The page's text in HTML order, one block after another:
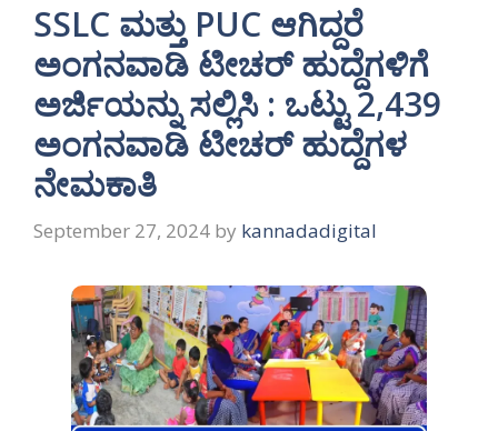
SSLC ಮತ್ತು PUC ಆಗಿದ್ದರೆ
ಅಂಗನವಾಡಿ ಟೀಚರ್ ಹುದ್ದೆಗಳಿಗೆ
ಅರ್ಜಿಯನ್ನು ಸಲ್ಲಿಸಿ : ಒಟ್ಟು 2,439
ಅಂಗನವಾಡಿ ಟೀಚರ್ ಹುದ್ದೆಗಳ
ನೇಮಕಾತಿ
September 27, 2024 by kannadadigital